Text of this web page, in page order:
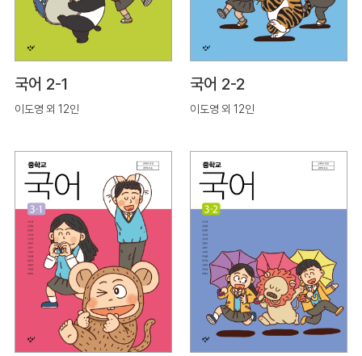
국어 2-1
이도영 외 12인
국어 2-2
이도영 외 12인